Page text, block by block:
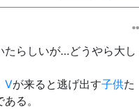
たらしいが…どうやら大し
Vが来ると逃げ出す子供た
る。